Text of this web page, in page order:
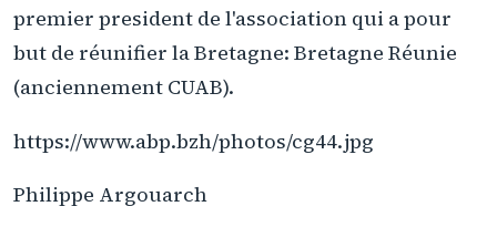
premier president de l'association qui a pour
but de réunifier la Bretagne: Bretagne Réunie
(anciennement CUAB).
https://www.abp.bzh/photos/cg44.jpg
Philippe Argouarch